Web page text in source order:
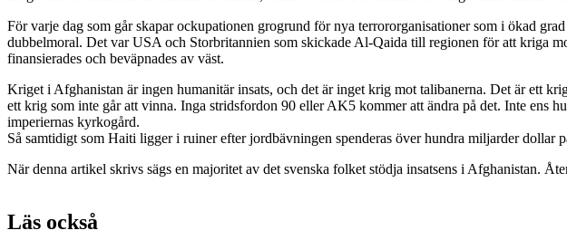
För varje dag som går skapar ockupationen grogrund för nya terrororganisationer som i ökad
dubbelmoral. Det var USA och Storbritannien som skickade Al-Qaida till regionen för att kriga
finansierades och beväpnades av väst.
Kriget i Afghanistan är ingen humanitär insats, och det är inget krig mot talibanerna. Det är ett
ett krig som inte går att vinna. Inga stridsfordon 90 eller AK5 kommer att ändra på det. Inte ens
imperiernas kyrkogård.
Så samtidigt som Haiti ligger i ruiner efter jordbävningen spenderas över hundra miljarder dollar
När denna artikel skrivs sägs en majoritet av det svenska folket stödja insatsens i Afghanistan.
Läs också